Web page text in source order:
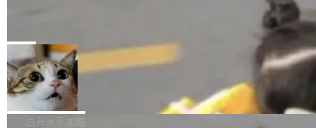
质的最低采样率）的音频格式将被拒绝 修复了 C
SS 圆角虚线样式中可能存在的问题 如果表单中
的图像元素不在同一个子树中，则它们将不再关
联 加...
最强的若干项。对于尚未正式发版的 PG 19，则
通过拉取过去一年内（从 PG 18 Beta1 时间点
至今）的所有 commit，同样交由 AI 分析提炼。
经过人工复核，准确度令人满意。这一方法也为
社区爱好者提供了高效跟踪新版本的思路。
维护工作一直与我的日常工作、家务、社交生活
和休闲娱乐竞争时间。" 这是 libexpat 维护者 S
ebastian Pipping 写在博客里的话。8 月 4 日，
他宣布了一个新消息：从 2026 年 8 月 1 日起，
他可以全职维护 libexpat 了，最长 6 个月。发
局
Firefox 153.0.3 发布
Firefox 153.0.3 现已发布，具体更新内容如
下： New Smart Window 包含多项增强功能：
白开水不加糖